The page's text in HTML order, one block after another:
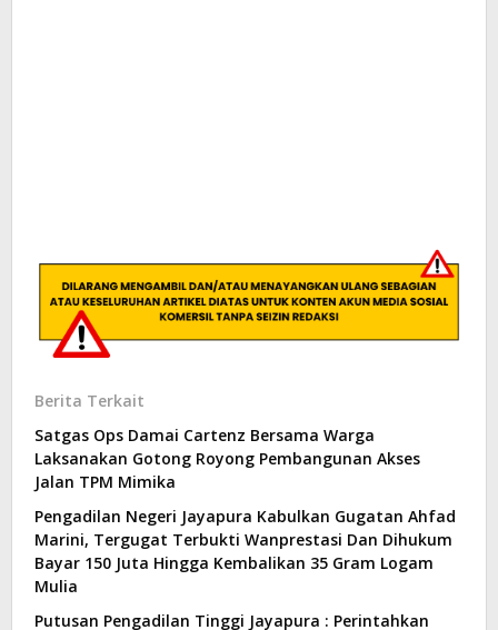
Berita Terkait
Satgas Ops Damai Cartenz Bersama Warga
Laksanakan Gotong Royong Pembangunan Akses
Jalan TPM Mimika
Pengadilan Negeri Jayapura Kabulkan Gugatan Ahfad
Marini, Tergugat Terbukti Wanprestasi Dan Dihukum
Bayar 150 Juta Hingga Kembalikan 35 Gram Logam
Mulia
Putusan Pengadilan Tinggi Jayapura : Perintahkan